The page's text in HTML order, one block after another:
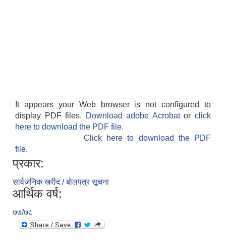
It appears your Web browser is not configured to
display PDF files.
Download adobe Acrobatorclick
here to download the PDF file.
Click here to download the PDF
file.
प्रकार:
सार्वजनिक खरीद / बोलपत्र सूचना
आर्थिक वर्ष:
७७/७८